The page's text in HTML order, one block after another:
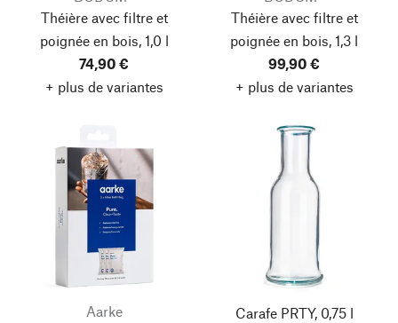
Théière avec filtre et
poignée en bois, 1,0 l
74,90 €
+ plus de variantes
Théière avec filtre et
poignée en bois, 1,3 l
99,90 €
+ plus de variantes
Aarke
Carafe PRTY, 0,75 l